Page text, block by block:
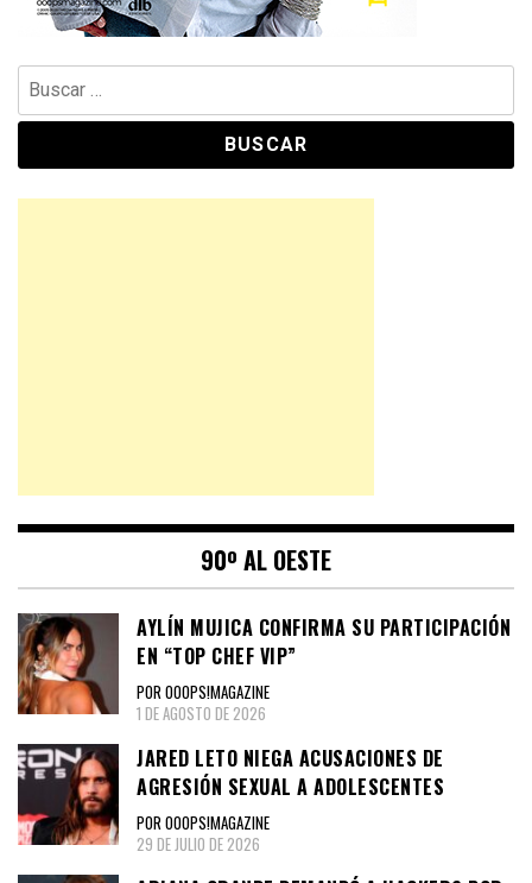
Buscar:
90º AL OESTE
AYLÍN MUJICA CONFIRMA SU PARTICIPACIÓN
EN “TOP CHEF VIP”
POR OOOPS!MAGAZINE
1 DE AGOSTO DE 2026
JARED LETO NIEGA ACUSACIONES DE
AGRESIÓN SEXUAL A ADOLESCENTES
POR OOOPS!MAGAZINE
29 DE JULIO DE 2026